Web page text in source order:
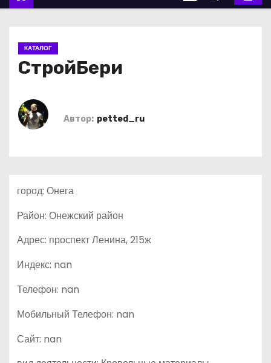
е
КАТАЛОГ
СтройБери
Автор: petted_ru
город: Онега
Район: Онежский район
Адрес: проспект Ленина, 215ж
Индекс: nan
Телефон: nan
Мобильный Телефон: nan
Сайт: nan